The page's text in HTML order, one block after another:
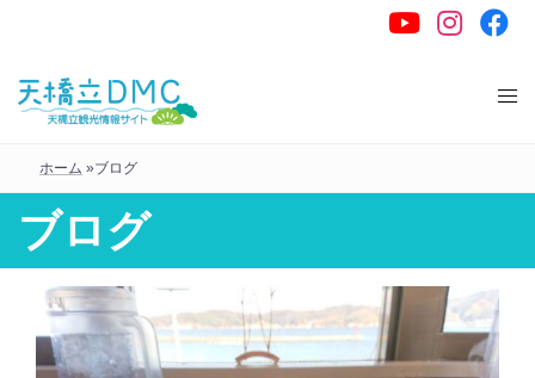
ッ
ホーム »ブログ
ブログ